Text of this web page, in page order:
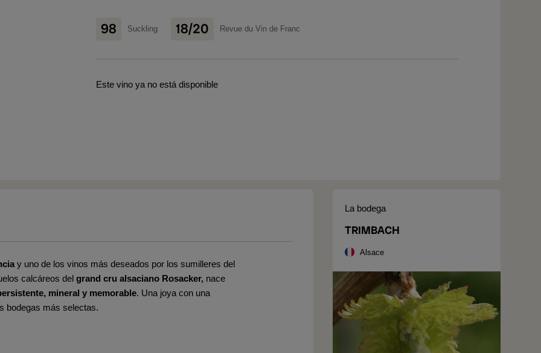
98 Suckling 18/20 Revue du Vin de France
Este vino ya no está disponible
y uno de los vinos más deseados por los sumilleres del
calcáreos del grand cru alsaciano Rosacker, nace
mineral y memorable. Una joya con una
bodegas más selectas.
La bodega
TRIMBACH
Alsace